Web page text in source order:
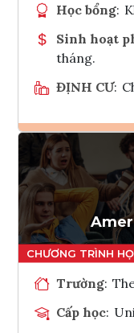
Học bổng:
Sinh hoạt
tháng.
ĐỊNH CƯ:
Trường:
Cấp học: